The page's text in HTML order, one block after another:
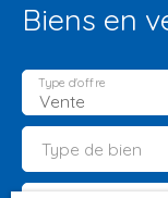
ACCUEIL
Biens en
Vente
Type d'offre
Type de bien